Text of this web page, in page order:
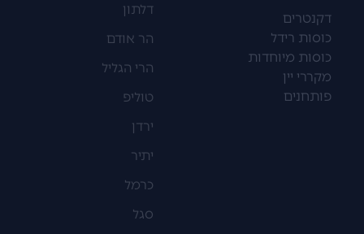
דקנטרים
כוסות רידל
כוסות מיוחדות
מקררי יין
פותחנים
דלתון
הר אודם
הרי הגליל
טוליפ
ירדן
יתיר
כרמל
סגל